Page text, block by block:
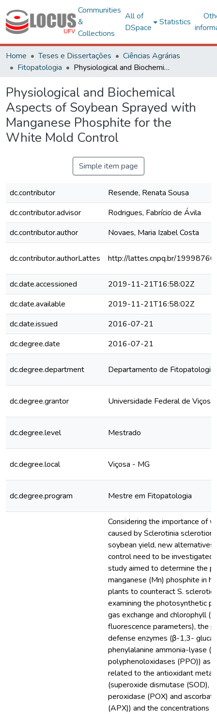
Communities
&
Collections
All of
DSpace
Statistics
Home Teses e Dissertações
Ciências Agrárias
Fitopatologia
Physiological and Biochemical Aspects of Soybean Sprayed with Manganese Phosphite for the White Mold Control
Physiological and Biochemical
Aspects of Soybean Sprayed with
Manganese Phosphite for the
White Mold Control
Simple item page
dc.contributor
Resende, Renata Sousa
dc.contributor.advisor
Rodrigues, Fabrício de Ávila
dc.contributor.author
Novaes, Maria Izabel Costa
dc.contributor.authorLattes http://lattes.cnpq.br/
dc.date.accessioned
2019-11-21T16:58:02Z
dc.date.available
2019-11-21T16:58:02Z
dc.date.issued
2016-07-21
dc.degree.date
2016-07-21
dc.degree.department Departamento de Fitopatologia
dc.degree.grantor Universidade Federal de Viçosa
dc.degree.level Mestrado
dc.degree.local Viçosa - MG
dc.degree.program Mestre em Fitopatologia
Considering the importance of
caused by Sclerotinia
soybean yield, new alternatives
control need to be
study aimed to determine the
manganese (Mn) phosphite in
plants to counteract S.
examining the photosynthetic
gas exchange and chlorophyll
fluorescence parameters), the
defense enzymes (β-1,3-
phenylalanine ammonia-lyase
polyphenoloxidases (PPO)) as
related to the antioxidant
(superoxide dismutase (SOD),
peroxidase (POX) and
(APX)) and the concentrations